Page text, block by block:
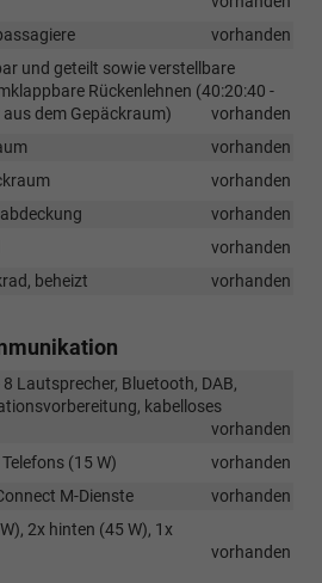
vorhanden
und geteilt sowie verstellbare
Rückenlehnen (40:20:40 -
dem Gepäckraum)
vorhanden
vorhanden
vorhanden
vorhanden
vorhanden
beheizt
vorhanden
Lautsprecher, Bluetooth, DAB,
kabelloses
vorhanden
(15 W)
vorhanden
M-Dienste
vorhanden
2x hinten (45 W), 1x
vorhanden